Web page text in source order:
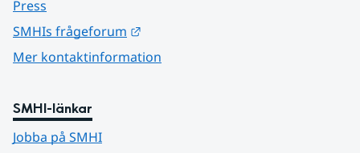
Press
SMHIs frågeforum
Mer kontaktinformation
SMHI-länkar
Jobba på SMHI